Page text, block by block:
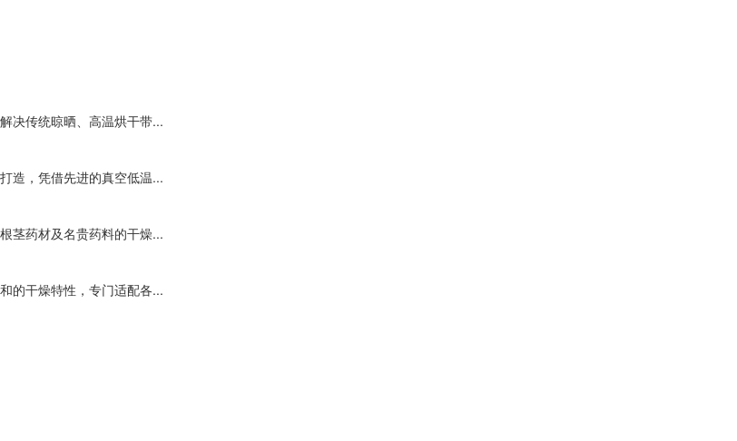
决传统晾晒、高温烘干带...
造，凭借先进的真空低温...
茎药材及名贵药料的干燥...
的干燥特性，专门适配各...